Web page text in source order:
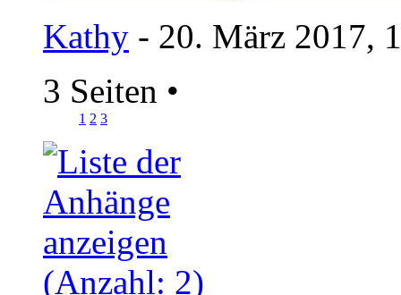
Kathy - 20. März 2017,
3 Seiten •
1 2 3